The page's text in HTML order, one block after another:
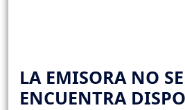
LA EMISORA NO SE
ENCUENTRA